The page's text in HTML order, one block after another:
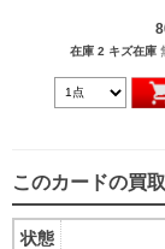
在庫 2 キズ在庫
このカードの買
状態